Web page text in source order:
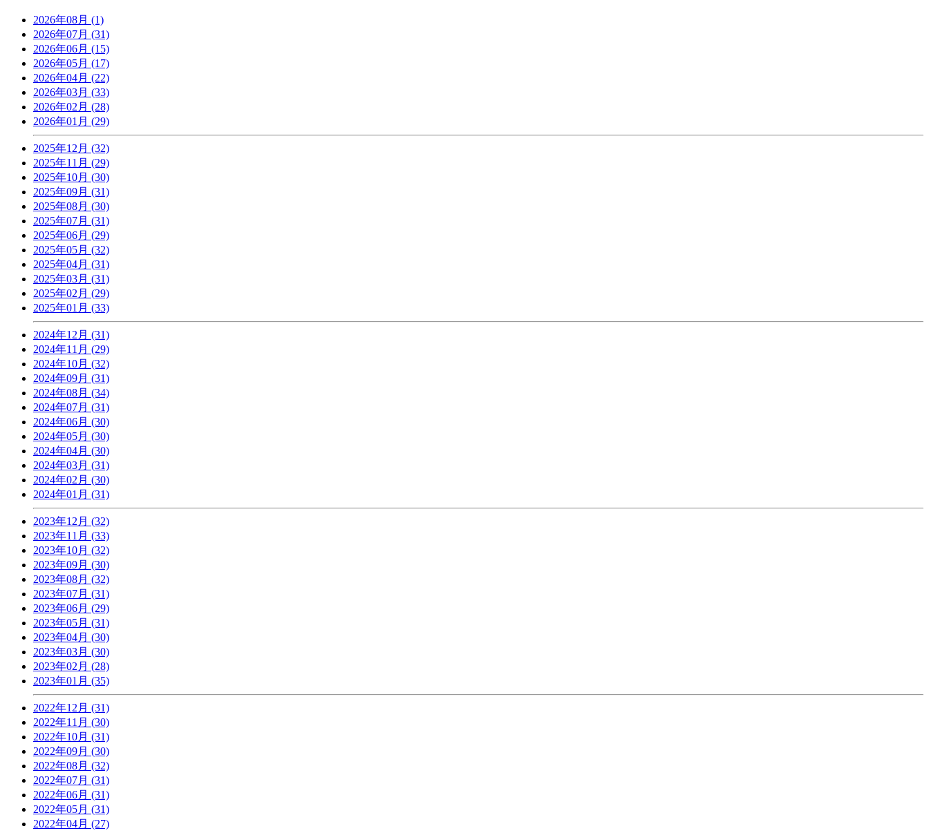
2026年08月 (1)
2026年07月 (31)
2026年06月 (15)
2026年05月 (17)
2026年04月 (22)
2026年03月 (33)
2026年02月 (28)
2026年01月 (29)
2025年12月 (32)
2025年11月 (29)
2025年10月 (30)
2025年09月 (31)
2025年08月 (30)
2025年07月 (31)
2025年06月 (29)
2025年05月 (32)
2025年04月 (31)
2025年03月 (31)
2025年02月 (29)
2025年01月 (33)
2024年12月 (31)
2024年11月 (29)
2024年10月 (32)
2024年09月 (31)
2024年08月 (34)
2024年07月 (31)
2024年06月 (30)
2024年05月 (30)
2024年04月 (30)
2024年03月 (31)
2024年02月 (30)
2024年01月 (31)
2023年12月 (32)
2023年11月 (33)
2023年10月 (32)
2023年09月 (30)
2023年08月 (32)
2023年07月 (31)
2023年06月 (29)
2023年05月 (31)
2023年04月 (30)
2023年03月 (30)
2023年02月 (28)
2023年01月 (35)
2022年12月 (31)
2022年11月 (30)
2022年10月 (31)
2022年09月 (30)
2022年08月 (32)
2022年07月 (31)
2022年06月 (31)
2022年05月 (31)
2022年04月 (27)